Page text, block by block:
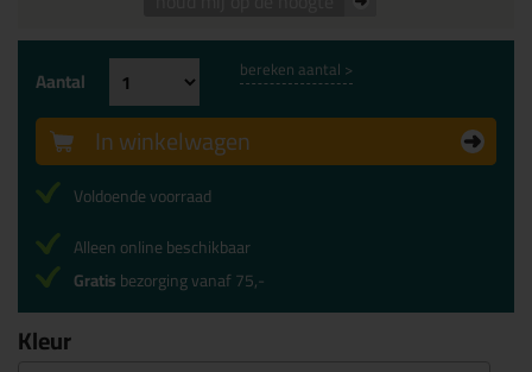
Kleur
Aantal bereken aantal >
In winkelwagen
Voldoende voorraad
Alleen online beschikbaar
Gratisbezorging vanaf 75,-